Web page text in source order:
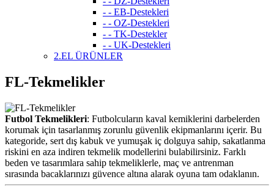
- - EB-Destekleri
- - OZ-Destekleri
- - TK-Destekler
- - UK-Destekleri
2.EL ÜRÜNLER
FL-Tekmelikler
Futbol Tekmelikleri: Futbolcuların kaval kemiklerini darbelerden
korumak için tasarlanmış zorunlu güvenlik ekipmanlarını içerir. Bu
kategoride, sert dış kabuk ve yumuşak iç dolguya sahip, sakatlanma
riskini en aza indiren tekmelik modellerini bulabilirsiniz. Farklı
beden ve tasarımlara sahip tekmeliklerle, maç ve antrenman
sırasında bacaklarınızı güvence altına alarak oyuna tam odaklanın.